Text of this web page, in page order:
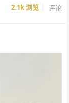
2.1k浏览 评论